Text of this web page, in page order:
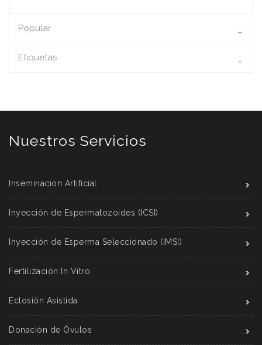
Popular
Etiquetas
Nuestros Servicios
Inseminación Artificial
Inyección de Espermatozoides (ICSI)
Inyección de Esperma Seleccionado (IMSI)
Fertilización In Vitro
Eclosión Asistida
Donación de Óvulos